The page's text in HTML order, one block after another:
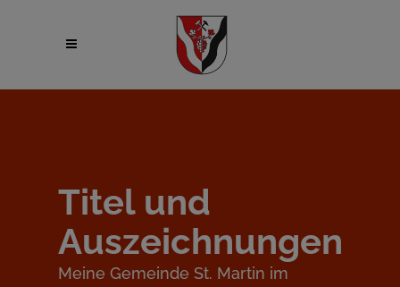
Titel und
Auszeichnungen
Meine Gemeinde St. Martin im